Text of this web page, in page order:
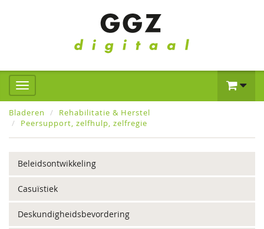
Bladeren
Rehabilitatie & Herstel
Peersupport, zelfhulp, zelfregie
Beleidsontwikkeling
Casuïstiek
Deskundigheidsbevordering